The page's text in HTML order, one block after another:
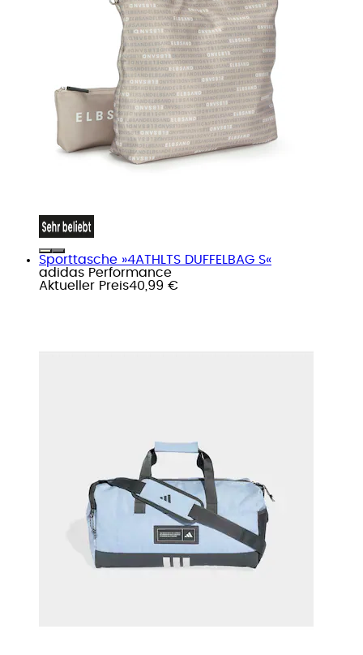
Sporttasche »4ATHLTS DUFFELBAG S«
adidas Performance
Aktueller Preis40,99 €